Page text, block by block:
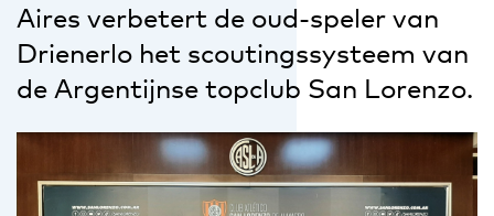
Aires verbetert de oud-speler van
Drienerlo het scoutingssysteem van
de Argentijnse topclub San Lorenzo.